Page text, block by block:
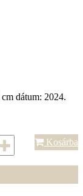
dátum: 2024.
Kosárba